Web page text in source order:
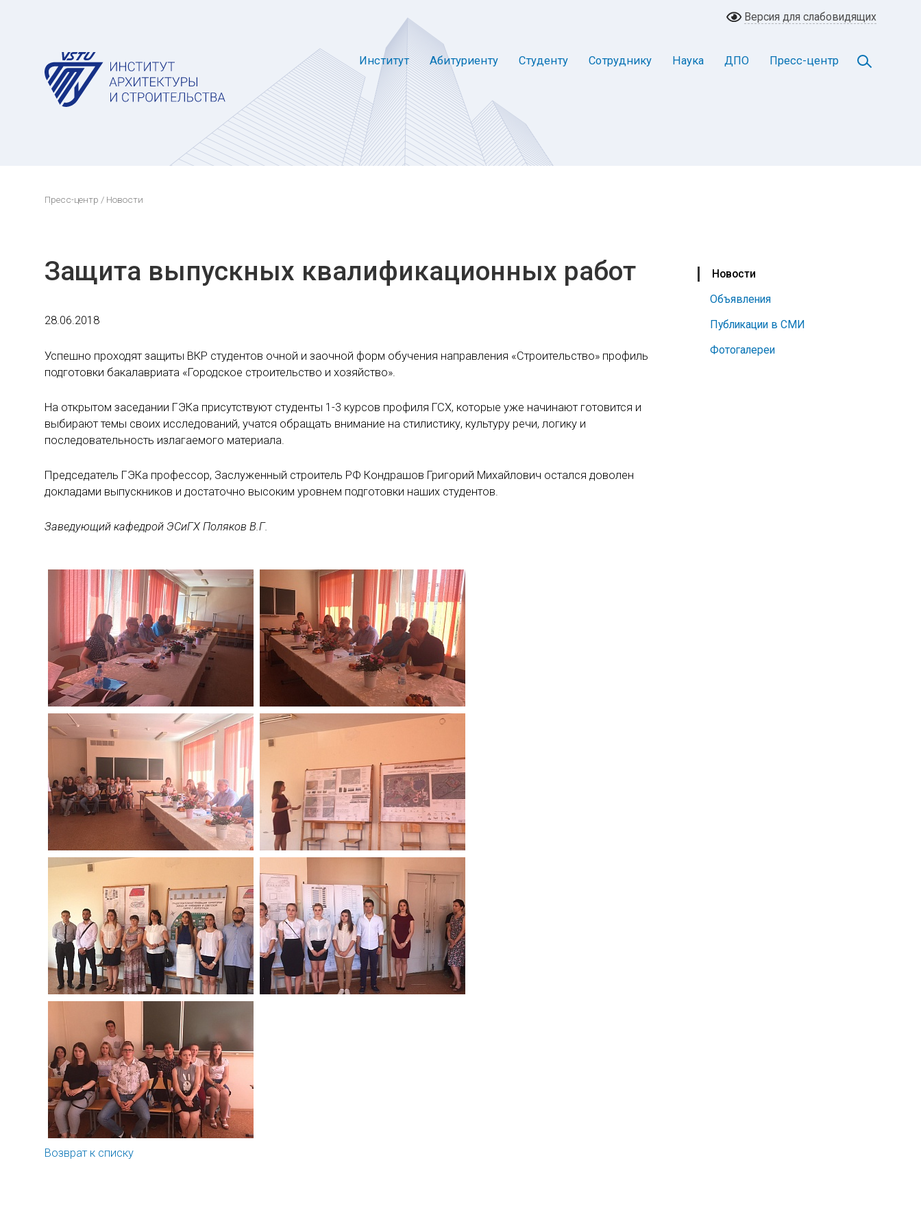
Версия для слабовидящих
Институт Абитуриенту Студенту Сотруднику Наука ДПО Пресс-центр
Пресс-центр / Новости
Новости
Объявления
Публикации в СМИ
Фотогалереи
Защита выпускных квалификационных работ
28.06.2018
Успешно проходят защиты ВКР студентов очной и заочной форм обучения направления «Строительство» профиль
подготовки бакалавриата «Городское строительство и хозяйство».
На открытом заседании ГЭКа присутствуют студенты 1-3 курсов профиля ГСХ, которые уже начинают готовится и
выбирают темы своих исследований, учатся обращать внимание на стилистику, культуру речи, логику и
последовательность излагаемого материала.
Председатель ГЭКа профессор, Заслуженный строитель РФ Кондрашов Григорий Михайлович остался доволен
докладами выпускников и достаточно высоким уровнем подготовки наших студентов.
Заведующий кафедрой ЭСиГХ Поляков В.Г.
Возврат к списку